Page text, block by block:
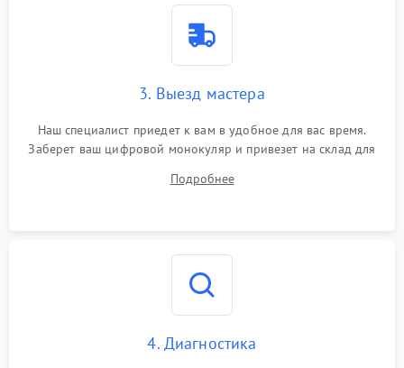
3. Выезд мастера
Наш специалист приедет к вам в удобное для вас время.
Заберет ваш цифровой монокуляр и привезет на склад для
Подробнее
4. Диагностика